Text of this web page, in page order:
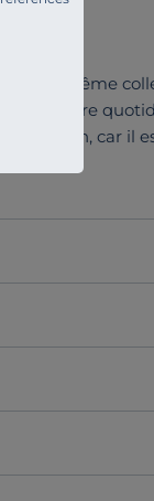
de la même
à votre
car il
Il
est disponible
la collection